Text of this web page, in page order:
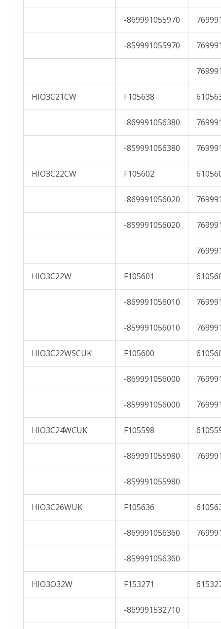
-869991055970
-859991055970
HIO3C21CW F105638
-869991056380
-859991056380
HIO3C22CW F105602
-869991056020
-859991056020
HIO3C22W F105601
-869991056010
-859991056010
HIO3C22WSCUK F105600
-869991056000
-859991056000
HIO3C24WCUK F105598
-869991055980
-859991055980
HIO3C26WUK F105636
-869991056360
-859991056360
HIO3O32W F153271
-869991532710